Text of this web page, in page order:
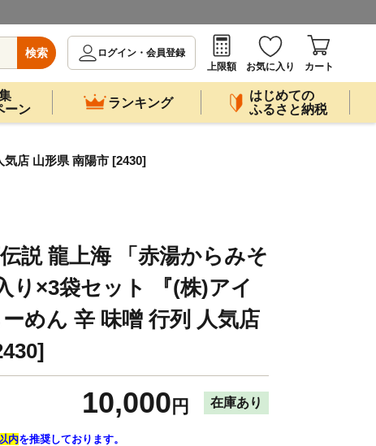
検索
ログイン・会員登録
上限額
お気に入り カート
ーン
ランキング
はじめての
ふるさと納税
気店 山形県 南陽市 [2430]
伝説 龍上海 「赤湯からみそ
り×3袋セット 『(株)アイ
めん 辛 味噌 行列 人気店
10,000 円 在庫あり
内を推奨しております。